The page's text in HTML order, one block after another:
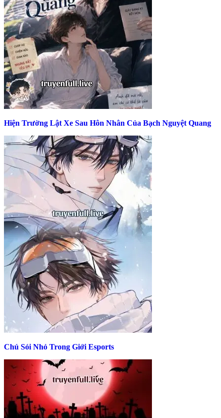
Hiện Trường Lật Xe Sau Hôn Nhân Của Bạch Nguyệt Quang
Chú Sói Nhỏ Trong Giới Esports